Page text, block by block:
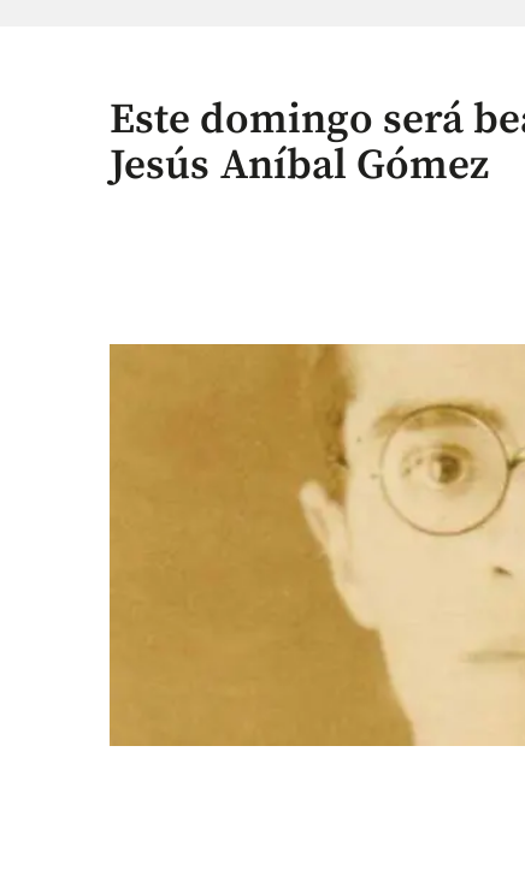
Este domingo será
Jesús Aníbal Gómez